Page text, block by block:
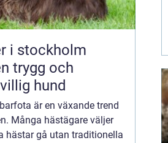
i stockholm
trygg och
hund
är en växande trend
Många hästägare väljer
hästar gå utan traditionella